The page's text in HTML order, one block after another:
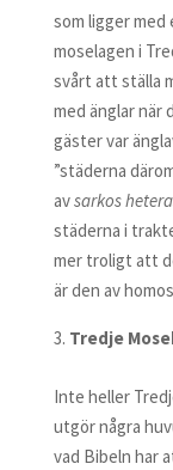
som ligger med
moselagen i
svårt att ställa
med änglar när
gäster var
”städerna
avsarkos
städerna i
mer troligt att
är den av
Tredje
Inte heller
utgör några
vad Bibeln har